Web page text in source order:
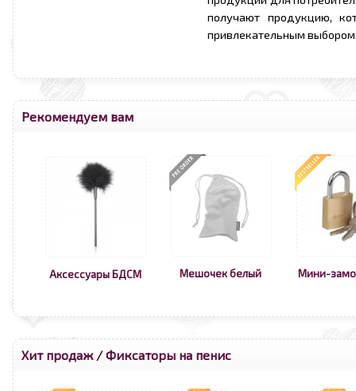
получают продукцию,
привлекательным
Рекомендуем вам
Аксессуары БДСМ Мешочек белый Мини-
Хит продаж/Фиксаторы на пенис